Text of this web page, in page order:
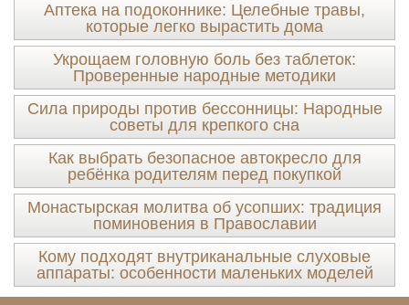
Аптека на подоконнике: Целебные травы,
которые легко вырастить дома
Укрощаем головную боль без таблеток:
Проверенные народные методики
Сила природы против бессонницы: Народные
советы для крепкого сна
Как выбрать безопасное автокресло для
ребёнка родителям перед покупкой
Монастырская молитва об усопших: традиция
поминовения в Православии
Кому подходят внутриканальные слуховые
аппараты: особенности маленьких моделей